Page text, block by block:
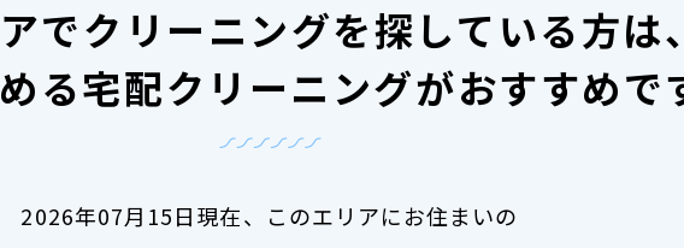
でクリーニングを探している方は、
る宅配クリーニングがおすすめで
2026年07月15日現在、
このエリアにお住まいの